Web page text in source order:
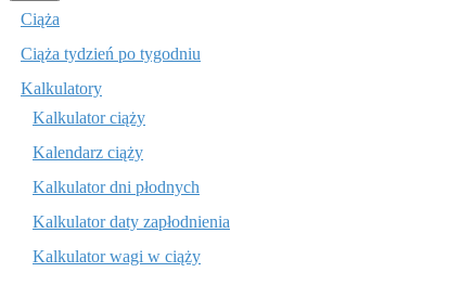
Ciąża
Ciąża tydzień po tygodniu
Kalkulatory
Kalkulator ciąży
Kalendarz ciąży
Kalkulator dni płodnych
Kalkulator daty zapłodnienia
Kalkulator wagi w ciąży